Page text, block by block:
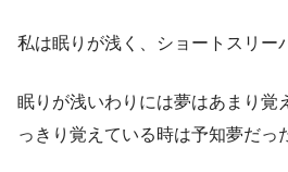
私は眠りが浅く、ショートスリー
眠りが浅いわりには夢はあまり覚
っきり覚えている時は予知夢だっ